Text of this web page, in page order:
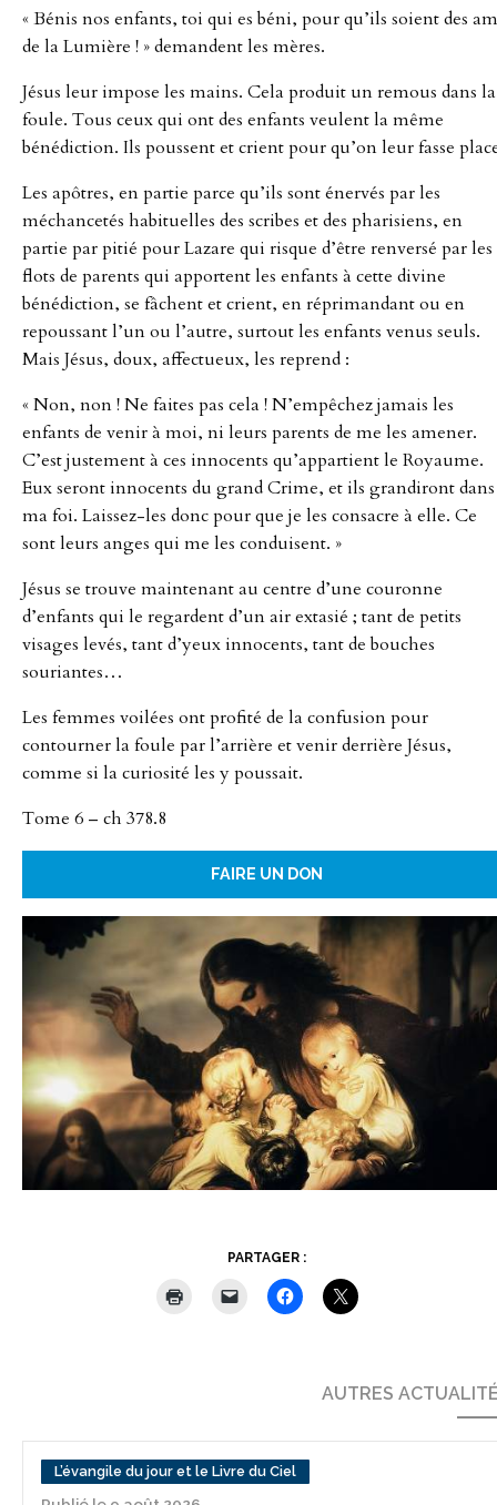
« Bénis nos enfants, toi qui es béni, pour qu’ils soient des
de la Lumière ! » demandent les mères.
Jésus leur impose les mains. Cela produit un remous dans la
foule. Tous ceux qui ont des enfants veulent la même
bénédiction. Ils poussent et crient pour qu’on leur fasse
Les apôtres, en partie parce qu’ils sont énervés par les
méchancetés habituelles des scribes et des pharisiens, en
partie par pitié pour Lazare qui risque d’être renversé par les
flots de parents qui apportent les enfants à cette divine
bénédiction, se fâchent et crient, en réprimandant ou en
repoussant l’un ou l’autre, surtout les enfants venus seuls.
Mais Jésus, doux, affectueux, les reprend :
« Non, non ! Ne faites pas cela ! N’empêchez jamais les
enfants de venir à moi, ni leurs parents de me les amener.
C’est justement à ces innocents qu’appartient le Royaume.
Eux seront innocents du grand Crime, et ils grandiront dans
ma foi. Laissez-les donc pour que je les consacre à elle. Ce
sont leurs anges qui me les con­duisent. »
Jésus se trouve maintenant au centre d’une couronne
d’enfants qui le regardent d’un air extasié ; tant de petits
visages levés, tant d’yeux innocents, tant de bouches
souriantes…
Les femmes voilées ont profité de la confusion pour
contourner la foule par l’arrière et venir derrière Jésus,
comme si la curiosité les y poussait.
Tome 6 – ch 378.8
FAIRE UN DON
PARTAGER :
AUTRES
L’évangile du jour et le Livre du Ciel